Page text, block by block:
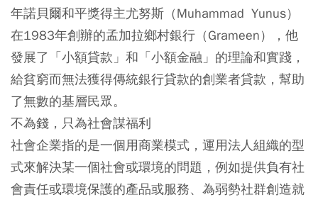
年諾貝爾和平獎得主尤努斯（Muhammad Yunus）
在1983年創辦的孟加拉鄉村銀行（Grameen），他
發展了「小額貸款」和「小額金融」的理論和實踐，
給貧窮而無法獲得傳統銀行貸款的創業者貸款，幫助
了無數的基層民眾。
不為錢，只為社會謀福利
社會企業指的是一個用商業模式，運用法人組織的型
式來解決某一個社會或環境的問題，例如提供負有社
會責任或環境保護的產品或服務、為弱勢社群創造就